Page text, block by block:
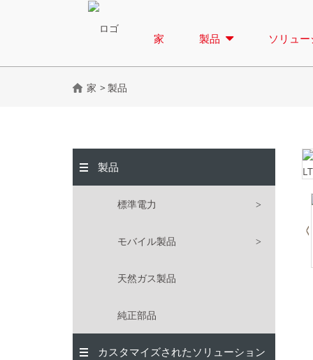
家 製品 ソリュ
家 製品
製品
標準電力
モバイル製品
天然ガス製品
純正部品
カスタマイズされたソリューション